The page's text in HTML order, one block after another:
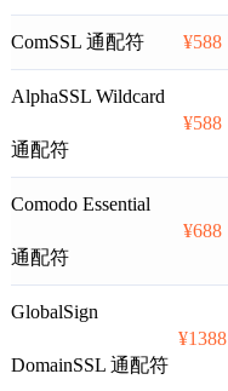
ComSSL 通配符 ¥588
AlphaSSL Wildcard
通配符
¥588
Comodo Essential
通配符
¥688
GlobalSign
DomainSSL 通配符
¥1388